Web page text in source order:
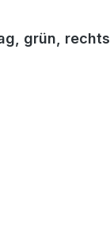
grün, rechts